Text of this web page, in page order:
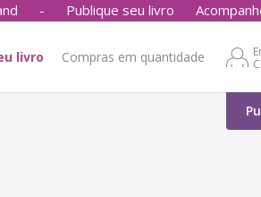
- Publique seu livro
livro Compras em quantidade